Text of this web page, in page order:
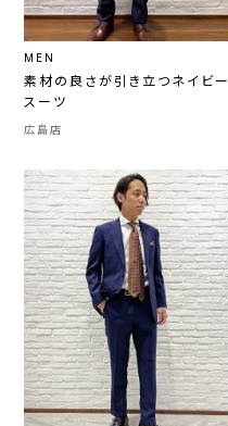
MEN
素材の良さが引き立つネイビー
スーツ
広島店